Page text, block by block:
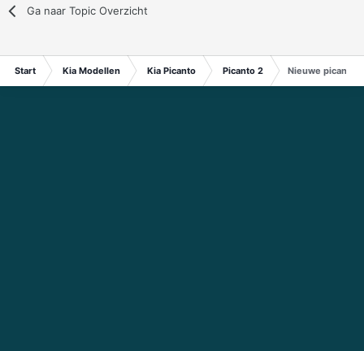
Ga naar Topic Overzicht
Start Kia Modellen Kia Picanto Picanto 2 Nieuwe picanto